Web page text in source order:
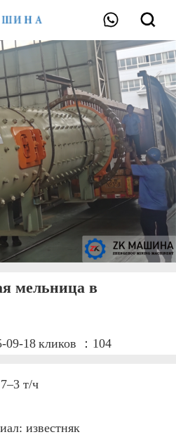
мельница в
09-18 кликов ：104
т/ч
известняк